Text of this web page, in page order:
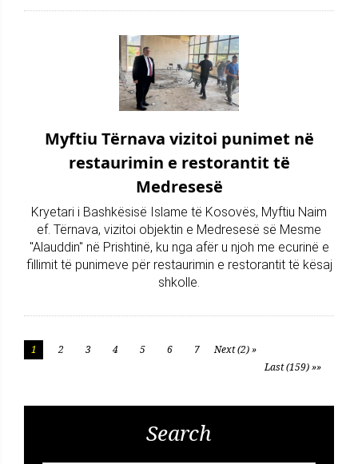
Myftiu Tërnava vizitoi punimet në
restaurimin e restorantit të
Medresesë
Kryetari i Bashkësisë Islame të Kosovës, Myftiu Naim
ef. Tërnava, vizitoi objektin e Medresesë së Mesme
"Alauddin" në Prishtinë, ku nga afër u njoh me ecurinë e
fillimit të punimeve për restaurimin e restorantit të kësaj
shkolle.
1 2 3 4 5 6 7
Next (2) »
Last (159) »»
Search